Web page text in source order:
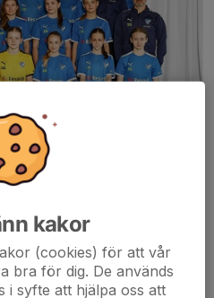
5 ledare.
att spela i division tre. Vi spelar
av Sanktan!
kakor
(cookies) för att vår
bra för dig. De används
i syfte att hjälpa oss att